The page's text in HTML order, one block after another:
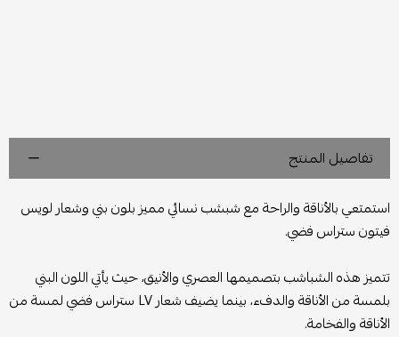
تفاصيل المنتج
استمتعي بالأناقة والراحة مع شبشب نسائي مميز بلون بني وشعار لويس
فيتون ستراس فضي.
تتميز هذه الشباشب بتصميمها العصري والأنيق، حيث يأتي اللون البني
بلمسة من الأناقة والدفء، بينما يضيف شعار LV ستراس فضي لمسة من
الأناقة والفخامة.